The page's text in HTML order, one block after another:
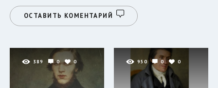
ОСТАВИТЬ КОМЕНТАРИЙ
389 0 0 950 0 0